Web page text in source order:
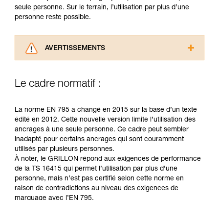
seule personne. Sur le terrain, l’utilisation par plus d’une
personne reste possible.
AVERTISSEMENTS
consulter. Vous devez avoir compris les
pouvoir comprendre ce complément
d’informations.
Maîtriser ces techniques nécessite une
formation et un entraînement spécifique. Validez
avec un professionnel votre capacité à refaire
la manipulation, seul, en toute sécurité, avant
de la reproduire en autonomie.
Nous donnons des exemples de techniques
liées à votre activité. Il peut en exister d’autres
que nous ne décrivons pas ici.
Le cadre normatif :
La norme EN 795 a changé en 2015 sur la base d’un texte
édité en 2012. Cette nouvelle version limite l’utilisation des
ancrages à une seule personne. Ce cadre peut sembler
inadapté pour certains ancrages qui sont couramment
utilisés par plusieurs personnes.
À noter, le GRILLON répond aux exigences de performance
de la TS 16415 qui permet l’utilisation par plus d’une
personne, mais n’est pas certifié selon cette norme en
raison de contradictions au niveau des exigences de